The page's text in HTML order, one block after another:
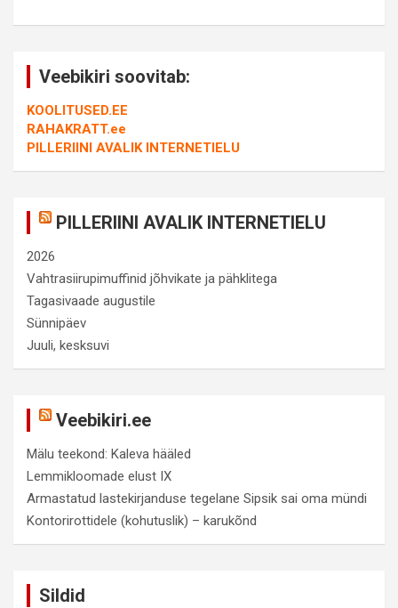
Veebikiri soovitab:
KOOLITUSED.EE
RAHAKRATT.ee
PILLERIINI AVALIK INTERNETIELU
PILLERIINI AVALIK INTERNETIELU
2026
Vahtrasiirupimuffinid jõhvikate ja pähklitega
Tagasivaade augustile
Sünnipäev
Juuli, kesksuvi
Veebikiri.ee
Mälu teekond: Kaleva hääled
Lemmikloomade elust IX
Armastatud lastekirjanduse tegelane Sipsik sai oma mündi
Kontorirottidele (kohutuslik) – karukõnd
Sildid